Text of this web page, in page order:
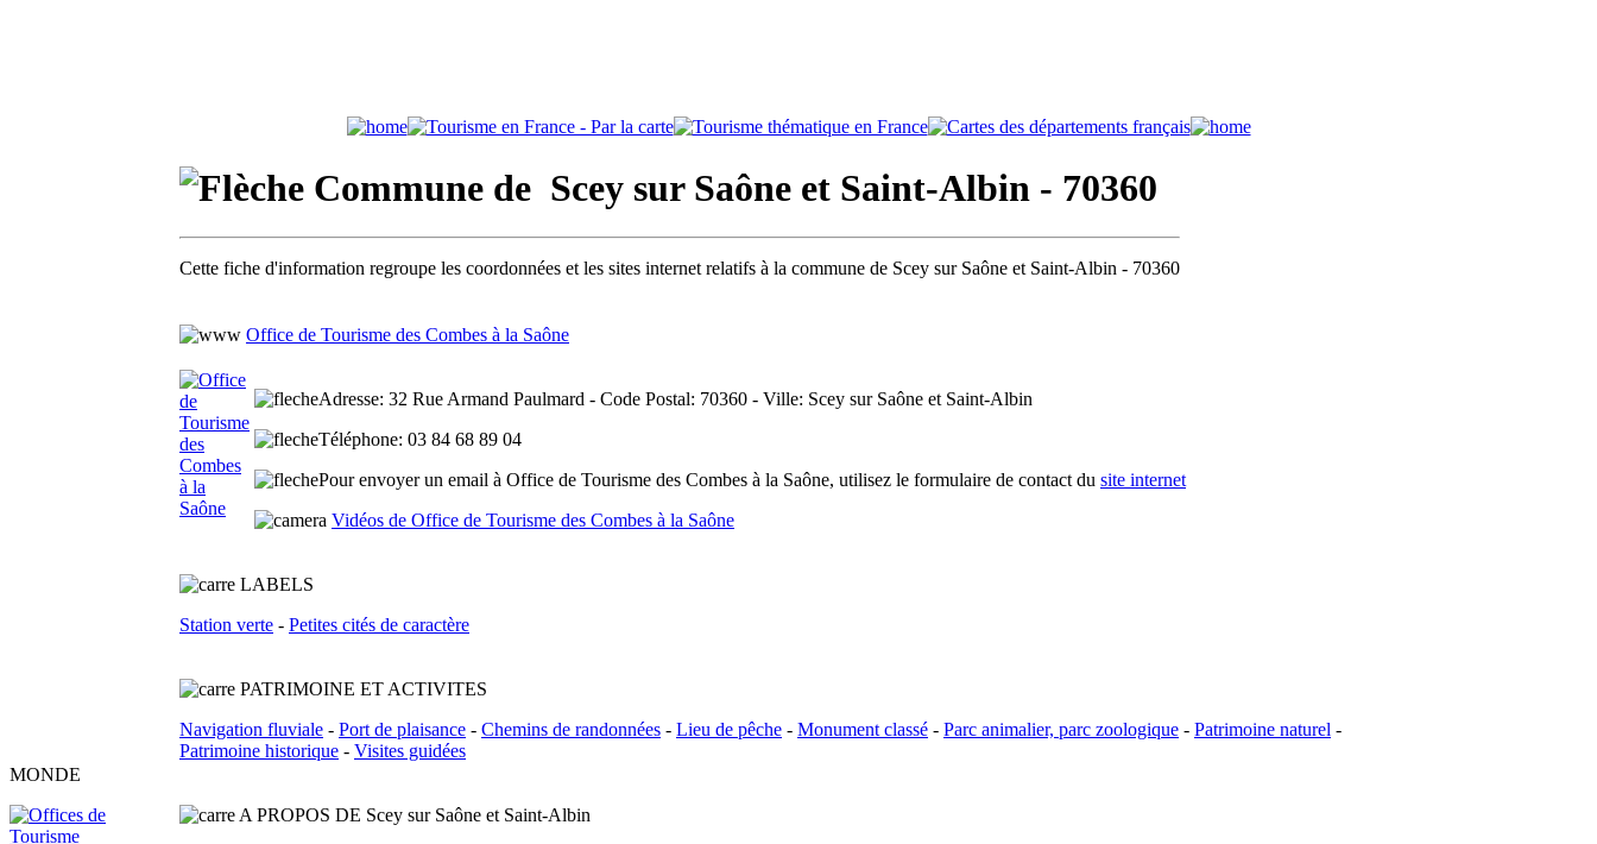
MONDE
Commune de Scey sur Saône et Saint-Albin - 70360
Cette fiche d'information regroupe les coordonnées et les sites internet relatifs à la commune de Scey sur Saône et Saint-Albin - 70360
Office de Tourisme des Combes à la Saône
Adresse: 32 Rue Armand Paulmard - Code Postal: 70360 - Ville: Scey sur Saône et Saint-Albin
Téléphone: 03 84 68 89 04
Pour envoyer un email à Office de Tourisme des Combes à la Saône, utilisez le formulaire de contact du site internet
Vidéos de Office de Tourisme des Combes à la Saône
LABELS
Station verte - Petites cités de caractère
PATRIMOINE ET ACTIVITES
Navigation fluviale - Port de plaisance - Chemins de randonnées - Lieu de pêche - Monument classé - Parc animalier, parc zoologique - Patrimoine naturel -
Patrimoine historique - Visites guidées
A PROPOS DE Scey sur Saône et Saint-Albin